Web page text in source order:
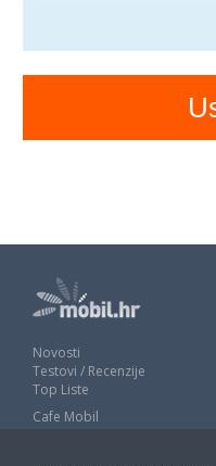
Novosti
Testovi / Recenzije
Top Liste
Cafe Mobil